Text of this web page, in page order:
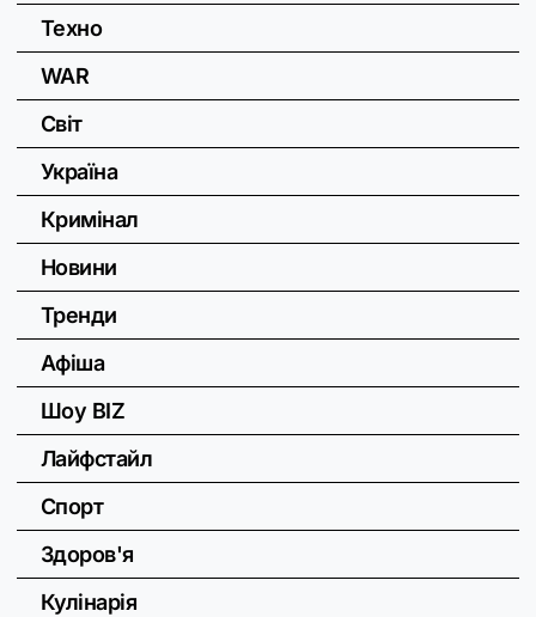
Техно
WAR
Світ
Україна
Кримінал
Новини
Тренди
Афіша
Шоу BIZ
Лайфстайл
Спорт
Здоров'я
Кулінарія